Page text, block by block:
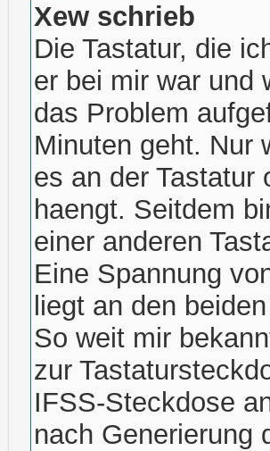
Xew schrieb
Die Tastatur, die
er bei mir war und
das Problem
Minuten geht. Nur
es an der Tastatur
haengt. Seitdem
einer anderen
Eine Spannung
liegt an den
So weit mir
zur
IFSS-Steckdose
nach Generierung